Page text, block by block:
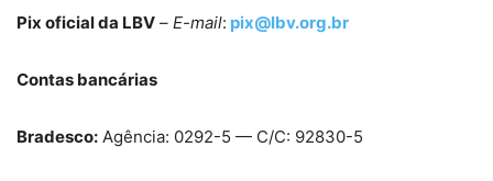
Pix oficial da LBV – E-mail: pix@lbv.org.br
Contas bancárias
Bradesco: Agência: 0292-5 — C/C: 92830-5